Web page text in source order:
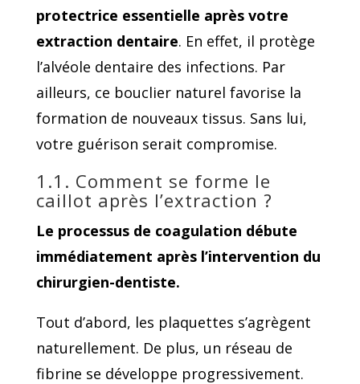
protectrice essentielle après votre
extraction dentaire. En effet, il protège
l’alvéole dentaire des infections. Par
ailleurs, ce bouclier naturel favorise la
formation de nouveaux tissus. Sans lui,
votre guérison serait compromise.
1.1. Comment se forme le
caillot après l’extraction ?
Le processus de coagulation débute
immédiatement après l’intervention du
chirurgien-dentiste.
Tout d’abord, les plaquettes s’agrègent
naturellement. De plus, un réseau de
fibrine se développe progressivement.